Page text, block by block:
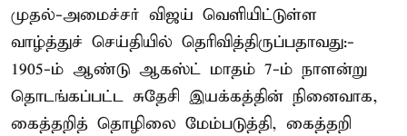
முதல்-அமைச்சர் விஜய் வெளியிட்டுள்ள
வாழ்த்துச் செய்தியில் தெரிவித்திருப்பதாவது:-
1905-ம் ஆண்டு ஆகஸ்ட் மாதம் 7-ம் நாளன்று
தொடங்கப்பட்ட சுதேசி இயக்கத்தின் நினைவாக,
கைத்தறித் தொழிலை மேம்படுத்தி, கைத்தறி